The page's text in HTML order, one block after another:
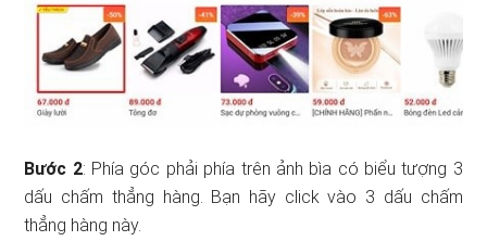
Bước 2: Phía góc phải phía trên ảnh bìa có biểu tượng 3
dấu chấm thẳng hàng. Bạn hãy click vào 3 dấu chấm
thẳng hàng này.